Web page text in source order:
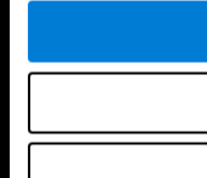
Tu Cerebro